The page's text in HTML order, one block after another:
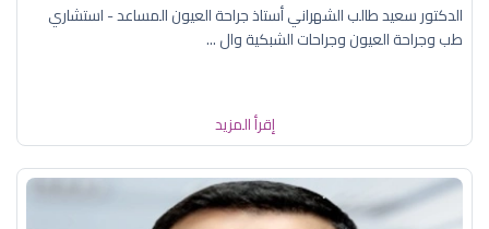
الدكتور سعيد طالب الشهراني أستاذ جراحة العيون المساعد - استشاري
طب وجراحة العيون وجراحات الشبكية وال ...
إقرأ المزيد